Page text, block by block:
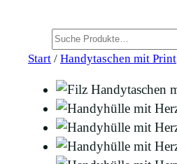
Start / Handytaschen mit Print